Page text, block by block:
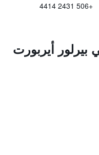
+506 2431 4414
بيرلور أيربورت